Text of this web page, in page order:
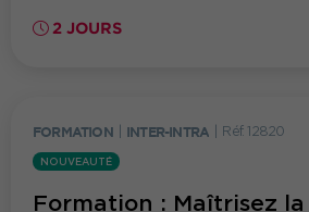
2 JOURS
FORMATION INTER-INTRA Réf. 12820
NOUVEAUTÉ
Formation : Maîtrisez la